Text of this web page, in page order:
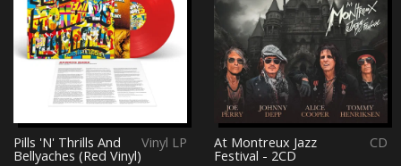
Vinyl LP
Pills 'N' Thrills And
Bellyaches (Red Vinyl)
CD
At Montreux Jazz
Festival - 2CD